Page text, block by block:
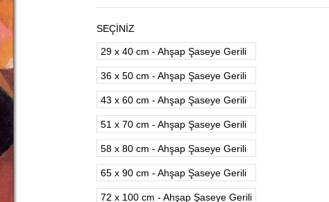
SEÇİNİZ
29 x 40 cm - Ahşap Şaseye Gerili
36 x 50 cm - Ahşap Şaseye Gerili
43 x 60 cm - Ahşap Şaseye Gerili
51 x 70 cm - Ahşap Şaseye Gerili
58 x 80 cm - Ahşap Şaseye Gerili
65 x 90 cm - Ahşap Şaseye Gerili
72 x 100 cm - Ahşap Şaseye Gerili